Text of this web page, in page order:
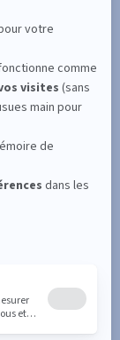
16 ans et
informations
de Bultex
.